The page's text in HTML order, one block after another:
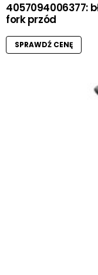
4057094006377:
fork przód
SPRAWDŹ CENĘ